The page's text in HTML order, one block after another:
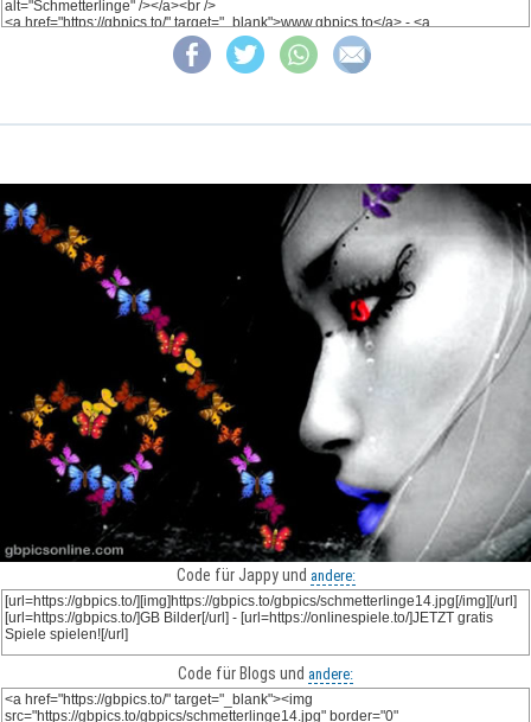
Code für Jappy und andere:
Code für Blogs und andere: